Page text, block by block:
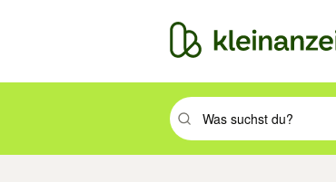
Suchbegriff eingeben.